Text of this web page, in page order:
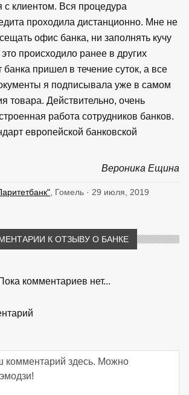
с клиентом. Вся процедура
проходила дистанционно. Мне не
офис банка, ни заполнять кучу
происходило ранее в других
банка пришел в течение суток, а все
я подписывала уже в самом
товара. Действительно, очень
работа сотрудников банков.
европейской банковской
Вероника Ещина
, Гомель · 29 июля, 2019
К ОТЗЫВУ О БАНКЕ
комментариев нет...